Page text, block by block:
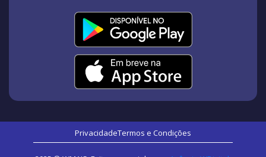
PrivacidadeTermos e Condições